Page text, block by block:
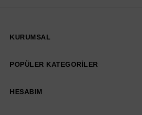
KURUMSAL
POPÜLER KATEGORİLER
HESABIM